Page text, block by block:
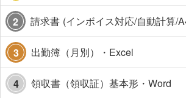
2
3 出勤簿（月別）・Excel
4 領収書（領収証）基本形・Word